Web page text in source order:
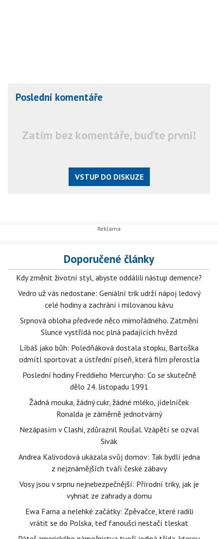
Poslední komentáře
Zatím bez komentáře, buďte první!
VSTUP DO DISKUZE
Doporučené články
Kdy změnit životní styl, abyste oddálili nástup demence?
Vedro už vás nedostane: Geniální trik udrží nápoj ledový
celé hodiny a zachrání i milovanou kávu
Srpnová obloha předvede něco mimořádného. Zatmění
Slunce vystřídá noc plná padajících hvězd
Líbáš jako bůh: Poledňáková dostala stopku, Bartoška
odmítl sportovat a ústřední píseň, která film přerostla
Poslední hodiny Freddieho Mercuryho: Co se skutečně
dělo 24. listopadu 1991
Žádná mouka, žádný cukr, žádné mléko, jídelníček
Ronalda je záměrně jednotvárný
Nezápasím v Clashi, zdůraznil Roušal. Vzápětí se ozval
Sivák
Andrea Kalivodová ukázala svůj domov: Tak bydlí jedna
z nejznámějších tváří české zábavy
Vosy jsou v srpnu nejnebezpečnější: Přírodní triky, jak je
vyhnat ze zahrady a domu
Ewa Farna a nelehké začátky: Zpěvačce, které radili
vrátit se do Polska, teď fanoušci nestačí tleskat